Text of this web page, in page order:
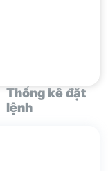
Thống kê đặt
lệnh